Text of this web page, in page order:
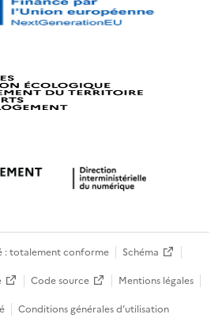
: totalement conforme
Schéma
Code source
Mentions légales
Conditions générales d’utilisation